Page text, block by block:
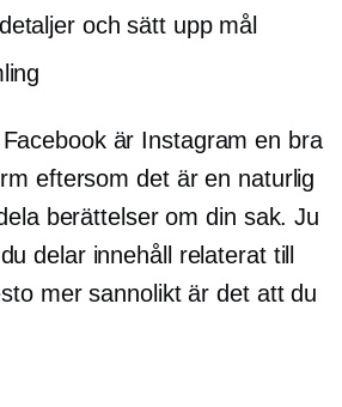
och sätt upp mål
är Instagram en bra
eftersom det är en naturlig
berättelser om din sak. Ju
delar innehåll relaterat till
mer sannolikt är det att du